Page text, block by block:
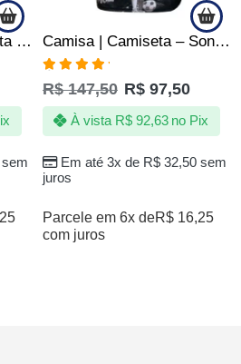
Camisa | Camiseta Peita Pipa Pipeiro | Linha Chilena 10 dez Camisa | Camiseta – Sonho da Quebrada – Peneira de Futebol
Avaliação
5.00de 5
R$147,50 R$ 97,50
Em até 3x de R$32,50sem
juros
À vista R$92,63 no Pix
Parcele em 6x deR$ 16,25
com juros